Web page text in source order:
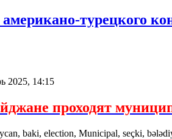
турецкого
2025, 14:15
проходят
baki, election, Municipal, seçki,